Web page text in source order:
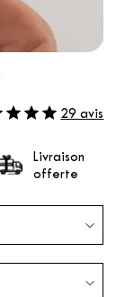
29 avis
Livraison
offerte